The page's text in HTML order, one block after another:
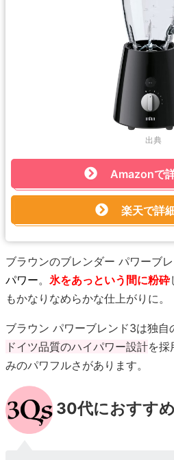
出典
Amazonで
楽天で詳
ブラウンのブレンダー パワーブ
パワー。 氷をあっという間に粉砕
もかなりなめらかな仕上がりに。
ブラウン パワーブレンド3は独自
ドイツ品質のハイパワー設計を採
みのパワフルさがあります。
30代におすす